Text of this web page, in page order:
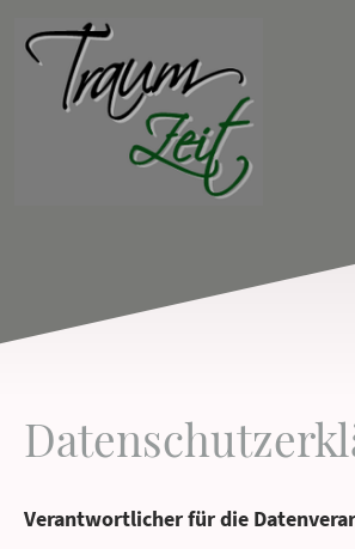
Verantwortlicher für die